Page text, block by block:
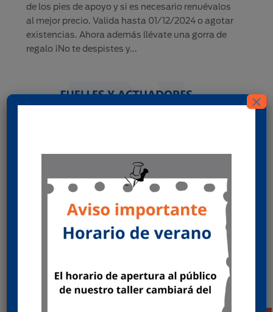
de los pies de apoyo y si es necesario renuévalos
al mejor precio. Valida hasta 01/12/2024 o agotar
existencias. Ahora además llévate una gorra de
regalo ¡No te despistes y...
Mecánicas HERCAS|Jun 25, 2024| Ofertas
×